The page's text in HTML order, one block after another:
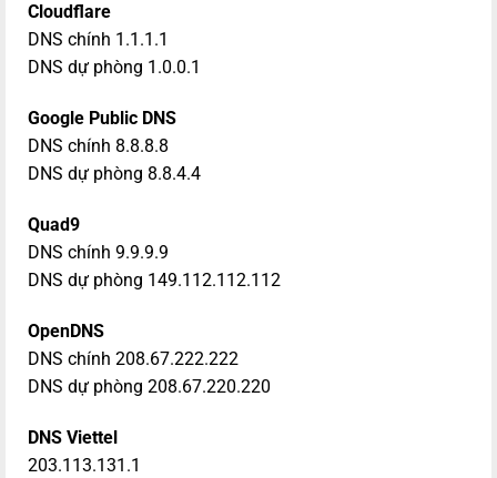
Cloudflare
DNS chính 1.1.1.1
DNS dự phòng 1.0.0.1
Google Public DNS
DNS chính 8.8.8.8
DNS dự phòng 8.8.4.4
Quad9
DNS chính 9.9.9.9
DNS dự phòng 149.112.112.112
OpenDNS
DNS chính 208.67.222.222
DNS dự phòng 208.67.220.220
DNS Viettel
203.113.131.1